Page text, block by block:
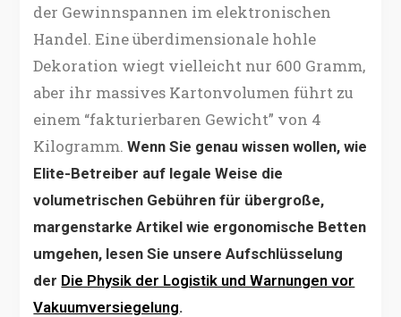
der Gewinnspannen im elektronischen
Handel. Eine überdimensionale hohle
Dekoration wiegt vielleicht nur 600 Gramm,
aber ihr massives Kartonvolumen führt zu
einem “fakturierbaren Gewicht” von 4
Kilogramm.Wenn Sie genau wissen wollen, wie
Elite-Betreiber auf legale Weise die
volumetrischen Gebühren für übergroße,
margenstarke Artikel wie ergonomische Betten
umgehen, lesen Sie unsere Aufschlüsselung
der Die Physik der Logistik und Warnungen vor
Vakuumversiegelung.